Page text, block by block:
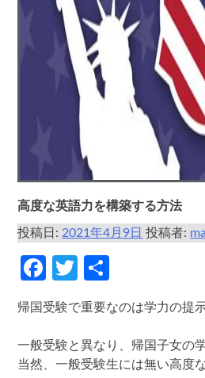
高度な英語力を構築する方法
投稿日:2021年4月9日 投稿者:
Facebook
Twitter
帰国受験で重要なのは学力の提
一般受験と異なり、帰国子女の
当然、一般受験生には無い高度